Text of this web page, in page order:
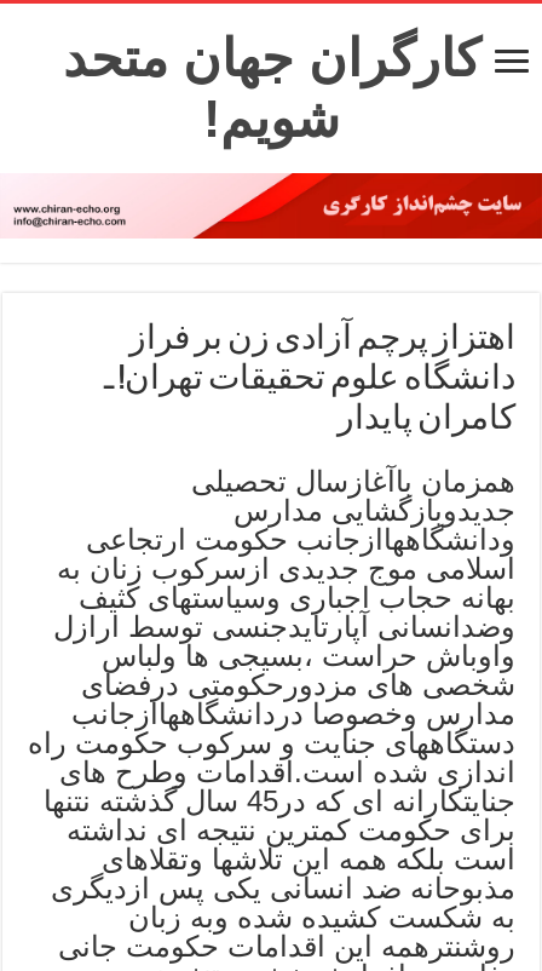
کارگران جهان متحد
شویم!
اهتزاز پرچم آزادی زن بر فراز
دانشگاه علوم تحقیقات تهران! ـ
کامران پایدار
همزمان باآغازسال تحصیلی
جدیدوبازگشایی مدارس
ودانشگاههاازجانب حکومت ارتجاعی
اسلامی موج جدیدی ازسرکوب زنان به
بهانه حجاب اجباری وسیاستهای کثیف
وضدانسانی آپارتایدجنسی توسط ارازل
واوباش حراست ،بسیجی ها ولباس
شخصی های مزدورحکومتی درفضای
مدارس وخصوصا دردانشگاههاازجانب
دستگاههای جنایت و سرکوب حکومت راه
اندازی شده است.اقدامات وطرح های
جنایتکارانه ای که در45 سال گذشته نتنها
برای حکومت کمترین نتیجه ای نداشته
است بلکه همه این تلاشها وتقلاهای
مذبوحانه ضد انسانی یکی پس ازدیگری
به شکست کشیده شده وبه زبان
روشنترهمه این اقدامات حکومت جانی